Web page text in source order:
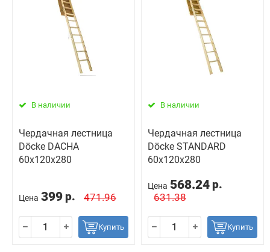
В наличии
Чердачная лестница
Döcke DACHA
60х120х280
Цена 399 р. 471.96
Купить
В наличии
Чердачная лестница
Döcke STANDARD
60х120х280
Цена 568.24 р.
631.38
Купить